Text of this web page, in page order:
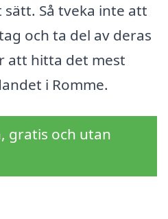
Så tveka inte att
och ta del av deras
att hitta det mest
i Romme.
gratis och utan